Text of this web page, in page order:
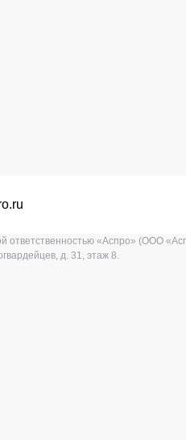
ответственностью «Аспро» (ООО
д. 31, этаж 8.